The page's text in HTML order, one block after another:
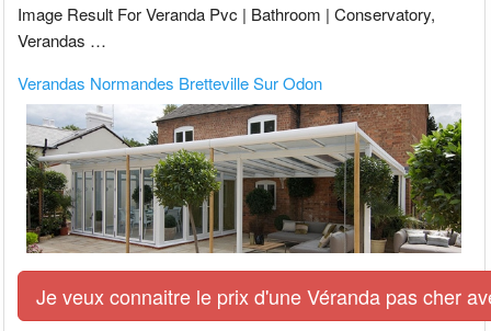
Image Result For Veranda Pvc | Bathroom | Conservatory,
Verandas …
Verandas Normandes Bretteville Sur Odon
Je veux connaitre le prix d'une Véranda pas cher